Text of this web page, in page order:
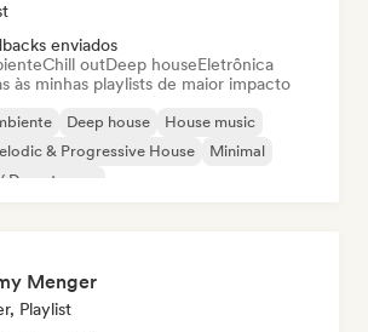
enviados
Chill outDeep houseEletrônica
às minhas playlists de maior impacto
Deep house
House music
& Progressive House
Minimal
Downtempo
Menger
Playlist